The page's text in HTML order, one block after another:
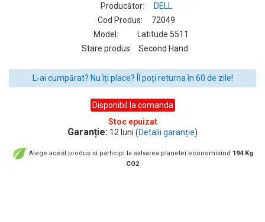
Producător:
DELL
Cod Produs:
72049
Model:
Latitude 5511
Stare produs:
Second Hand
L-ai cumpărat? Nu îți place? Îl poți returna în 60 de zile!
Disponibil la comanda
Stoc epuizat
Garanție: 12 luni (Detalii garanție)
Alege acest produs si participi la salvarea planetei economisind 194 Kg
CO2